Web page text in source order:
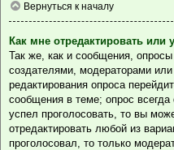
Вернуться к началу
Как мне отредактировать или
Так же, как и сообщения, опросы
создателями, модераторами
редактирования опроса
сообщения в теме; опрос
успел проголосовать, то вы
отредактировать любой из
проголосовал, то только